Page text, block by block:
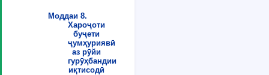
Моддаи 8.
Хароҷоти
буҷети
ҷумҳуриявӣ
аз рӯйи
гурӯҳбандии
иқтисодӣ